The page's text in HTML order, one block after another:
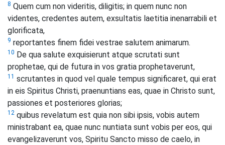
8 Quem cum non videritis, diligitis; in quem nunc non
videntes, credentes autem, exsultatis laetitia inenarrabili et
glorificata,
9 reportantes finem fidei vestrae salutem animarum.
10 De qua salute exquisierunt atque scrutati sunt
prophetae, qui de futura in vos gratia prophetaverunt,
11 scrutantes in quod vel quale tempus significaret, qui erat
in eis Spiritus Christi, praenuntians eas, quae in Christo sunt,
passiones et posteriores glorias;
12 quibus revelatum est quia non sibi ipsis, vobis autem
ministrabant ea, quae nunc nuntiata sunt vobis per eos, qui
evangelizaverunt vos, Spiritu Sancto misso de caelo, in